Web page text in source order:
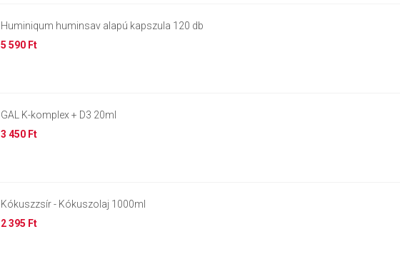
Huminiqum huminsav alapú kapszula 120 db
5 590 Ft
GAL K-komplex + D3 20ml
3 450 Ft
Kókuszzsír - Kókuszolaj 1000ml
2 395 Ft